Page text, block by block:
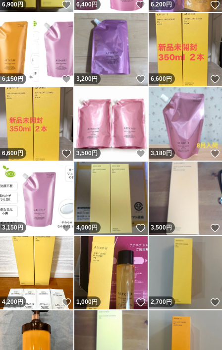
6,900円 いいね！
6,400円 いいね！
6,200円
6,150円 いいね！
3,200円 いいね！
6,600円
6,600円 いいね！
3,500円 いいね！
3,180円
3,150 円 いいね！
4,000円 いいね！
3,500円
4,200円 いいね！
1,000円 いいね！
2,700円